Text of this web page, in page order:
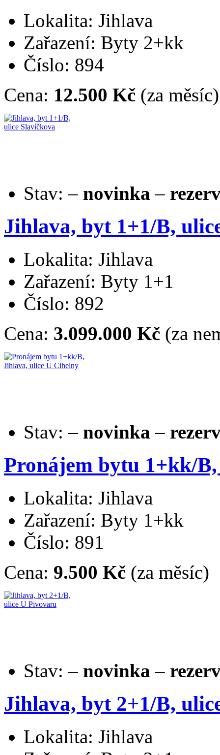
Lokalita: Jihlava
Zařazení: Byty 2+kk
Číslo: 894
Cena: 12.500 Kč (za měsíc)
Stav: – novinka –
Jihlava, byt 1+1/B,
Lokalita: Jihlava
Zařazení: Byty 1+1
Číslo: 892
Cena: 3.099.000 Kč (za
Stav: – novinka –
Pronájem bytu 1+kk/
Lokalita: Jihlava
Zařazení: Byty 1+kk
Číslo: 891
Cena: 9.500 Kč (za měsíc)
Stav: – novinka –
Jihlava, byt 2+1/B,
Lokalita: Jihlava